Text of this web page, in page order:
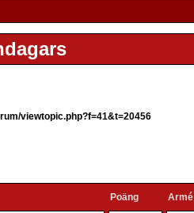
viewtopic.php?f=41&t=20456
Poäng Armé